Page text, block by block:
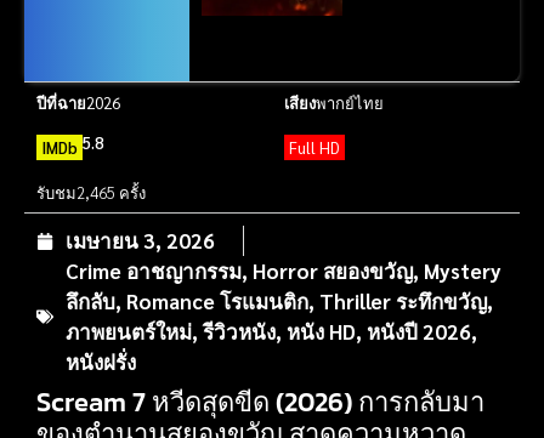
ปีที่ฉาย2026 เสียงพากย์ไทย
IMDb 5.8 Full HD
รับชม2,465 ครั้ง
เมษายน 3, 2026
Crime อาชญากรรม, Horror สยองขวัญ, Mystery
ลึกลับ, Romance โรแมนติก, Thriller ระทึกขวัญ,
ภาพยนตร์ใหม่,รีวิวหนัง, หนัง HD, หนังปี 2026,
หนังฝรั่ง
Scream 7 หวีดสุดขีด (2026) การกลับมา